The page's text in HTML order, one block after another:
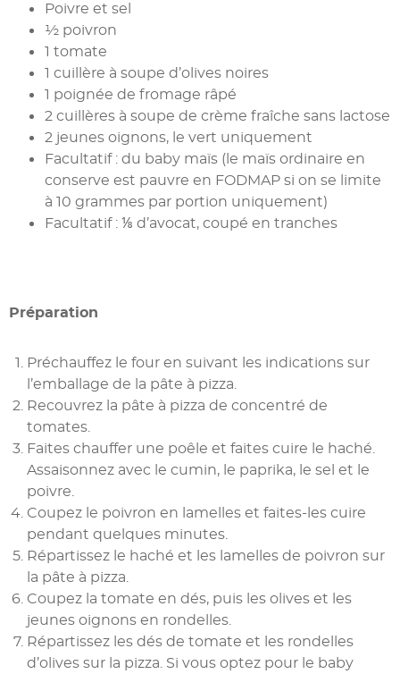
Poivre et sel
½ poivron
1 tomate
1 cuillère à soupe d’olives noires
1 poignée de fromage râpé
2 cuillères à soupe de crème fraîche sans lactose
2 jeunes oignons, le vert uniquement
Facultatif : du baby maïs (le maïs ordinaire en
conserve est pauvre en FODMAP si on se limite
à 10 grammes par portion uniquement)
Facultatif : ⅛ d’avocat, coupé en tranches
Préparation
Préchauffez le four en suivant les indications sur
l’emballage de la pâte à pizza.
Recouvrez la pâte à pizza de concentré de
tomates.
Faites chauffer une poêle et faites cuire le haché.
Assaisonnez avec le cumin, le paprika, le sel et le
poivre.
Coupez le poivron en lamelles et faites-les cuire
pendant quelques minutes.
Répartissez le haché et les lamelles de poivron sur
la pâte à pizza.
Coupez la tomate en dés, puis les olives et les
jeunes oignons en rondelles.
Répartissez les dés de tomate et les rondelles
d’olives sur la pizza. Si vous optez pour le baby